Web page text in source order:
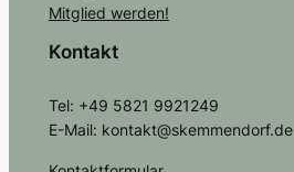
Mitglied werden!
Kontakt
Tel: +49 5821 9921249
E-Mail: kontakt@skemmendorf.de